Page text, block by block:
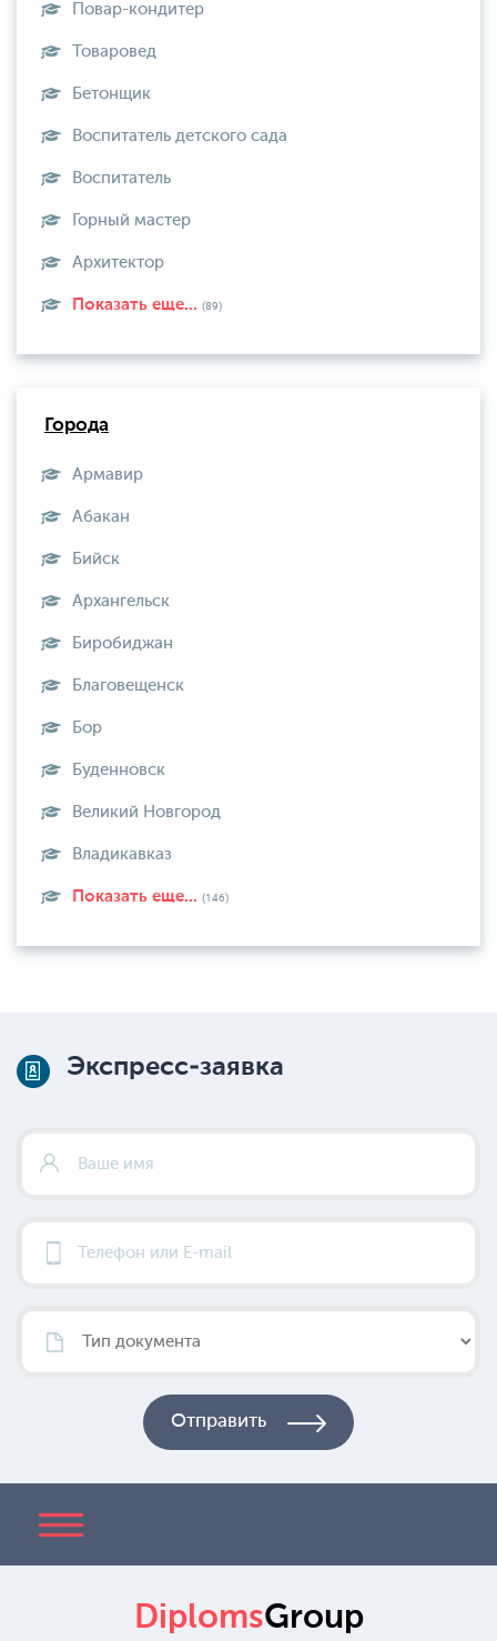
Повар-кондитер
Товаровед
Бетонщик
Воспитатель детского сада
Воспитатель
Горный мастер
Архитектор
Показать еще... (89)
Города
Армавир
Абакан
Бийск
Архангельск
Биробиджан
Благовещенск
Бор
Буденновск
Великий Новгород
Владикавказ
Показать еще... (146)
Экспресс-заявка
DiplomsGroup